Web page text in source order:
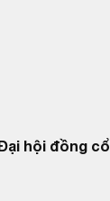
hội đồng